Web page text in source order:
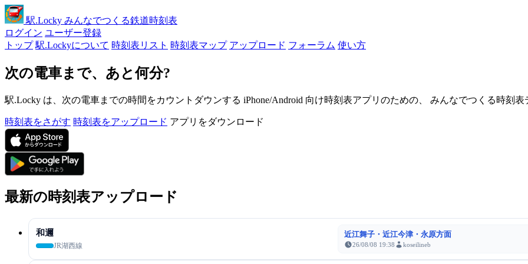
駅.Locky みんなでつくる鉄道時刻表
ログイン ユーザー登録
トップ 駅.Lockyについて 時刻表リスト 時刻表マップ アップロード フォーラム 使い方
次の電車まで、あと何分?
駅.Locky は、次の電車までの時間をカウントダウンする iPhone/Android 向け時刻表アプリのための、 みんなでつくる時刻表
時刻表をさがす 時刻表をアップロード アプリをダウンロード
最新の時刻表アップロード
和邇
JR湖西線
近江舞子・近江今津・永原方面
26/08/08 19:38 koseilineb